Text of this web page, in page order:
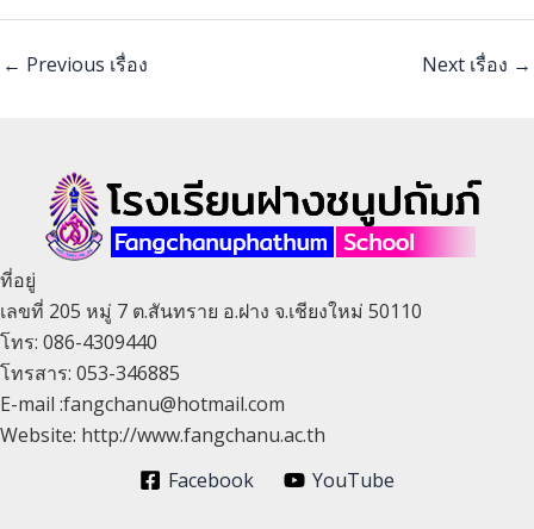
← Previous เรื่อง Next เรื่อง →
ที่อยู่
เลขที่ 205 หมู่ 7 ต.สันทราย อ.ฝาง จ.เชียงใหม่ 50110
โทร: 086-4309440
โทรสาร: 053-346885
E-mail :fangchanu@hotmail.com
Website: http://www.fangchanu.ac.th
Facebook
YouTube